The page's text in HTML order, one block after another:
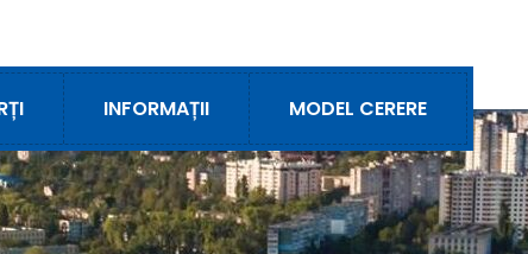
INFORMAȚII MODEL CERERE